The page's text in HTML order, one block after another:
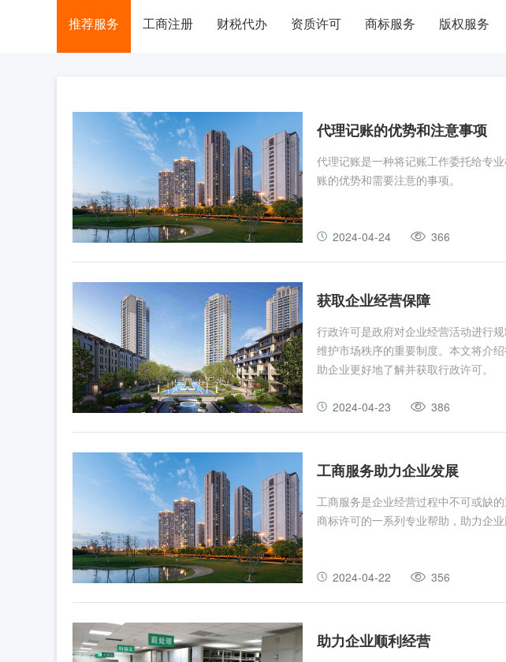
推荐服务 工商注册 财税代办 资质许可 商标服务 版权服务
代理记账的优势和注意事项
代理记账是一种将记账工作委托给专
账的优势和需要注意的事项。
2024-04-24 366
获取企业经营保障
行政许可是政府对企业经营活动进行
维护市场秩序的重要制度。本文将介
助企业更好地了解并获取行政许可。
2024-04-23 386
工商服务助力企业发展
工商服务是企业经营过程中不可或缺
商标许可的一系列专业帮助，助力企业
2024-04-22 356
助力企业顺利经营